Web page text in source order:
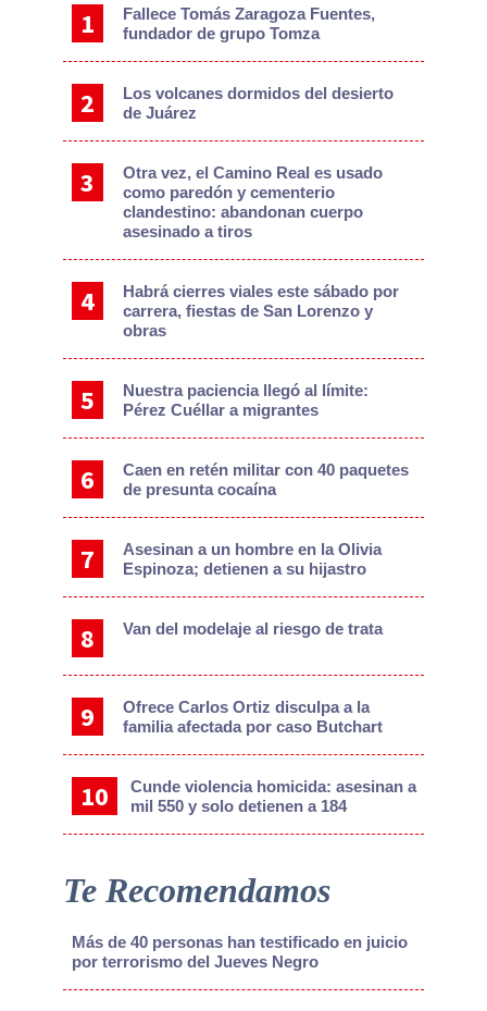
Fallece Tomás Zaragoza Fuentes,
fundador de grupo Tomza
Los volcanes dormidos del desierto
de Juárez
Otra vez, el Camino Real es usado
como paredón y cementerio
clandestino: abandonan cuerpo
asesinado a tiros
Habrá cierres viales este sábado por
carrera, fiestas de San Lorenzo y
obras
Nuestra paciencia llegó al límite:
Pérez Cuéllar a migrantes
Caen en retén militar con 40 paquetes
de presunta cocaína
Asesinan a un hombre en la Olivia
Espinoza; detienen a su hijastro
Van del modelaje al riesgo de trata
Ofrece Carlos Ortiz disculpa a la
familia afectada por caso Butchart
Cunde violencia homicida: asesinan a
mil 550 y solo detienen a 184
Te Recomendamos
Más de 40 personas han testificado en juicio
por terrorismo del Jueves Negro